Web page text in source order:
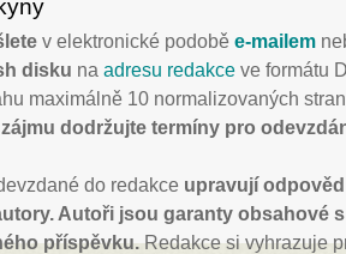
v elektronické podoběe-mailem
disku naadresu redakce ve formátu
maximálně 10 normalizovaných
dodržujte termíny pro
do redakce upravují
Autoři jsou garanty obsahové
příspěvku.Redakce si vyhrazuje